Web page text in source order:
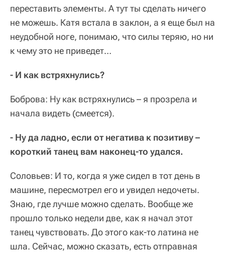
переставить элементы. А тут ты сделать ничего
не можешь. Катя встала в заклон, а я еще был на
неудобной ноге, понимаю, что силы теряю, но ни
к чему это не приведет…
- И как встряхнулись?
Боброва: Ну как встряхнулись – я прозрела и
начала видеть (смеется).
- Ну да ладно, если от негатива к позитиву –
короткий танец вам наконец-то удался.
Соловьев: И то, когда я уже сидел в тот день в
машине, пересмотрел его и увидел недочеты.
Знаю, где лучше можно сделать. Вообще же
прошло только недели две, как я начал этот
танец чувствовать. До этого как-то латина не
шла. Сейчас, можно сказать, есть отправная